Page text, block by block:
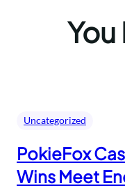
You
Uncategorized
PokieFox
Wins Meet